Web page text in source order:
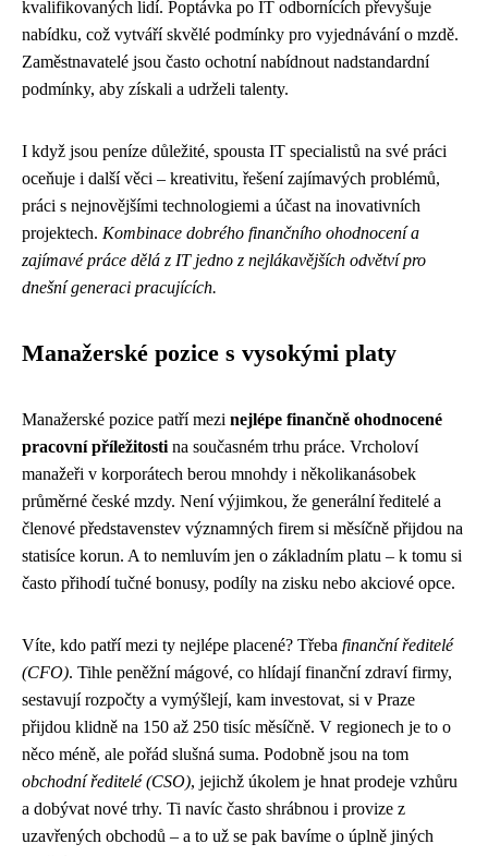
kvalifikovaných lidí. Poptávka po IT odbornících převyšuje
nabídku, což vytváří skvělé podmínky pro vyjednávání o mzdě.
Zaměstnavatelé jsou často ochotní nabídnout nadstandardní
podmínky, aby získali a udrželi talenty.
I když jsou peníze důležité, spousta IT specialistů na své práci
oceňuje i další věci – kreativitu, řešení zajímavých problémů,
práci s nejnovějšími technologiemi a účast na inovativních
projektech. Kombinace dobrého finančního ohodnocení a
zajímavé práce dělá z IT jedno z nejlákavějších odvětví pro
dnešní generaci pracujících.
Manažerské pozice s vysokými platy
Manažerské pozice patří mezi nejlépe finančně ohodnocené
pracovní příležitosti na současném trhu práce. Vrcholoví
manažeři v korporátech berou mnohdy i několikanásobek
průměrné české mzdy. Není výjimkou, že generální ředitelé a
členové představenstev významných firem si měsíčně přijdou na
statisíce korun. A to nemluvím jen o základním platu – k tomu si
často přihodí tučné bonusy, podíly na zisku nebo akciové opce.
Víte, kdo patří mezi ty nejlépe placené? Třeba finanční ředitelé
(CFO). Tihle peněžní mágové, co hlídají finanční zdraví firmy,
sestavují rozpočty a vymýšlejí, kam investovat, si v Praze
přijdou klidně na 150 až 250 tisíc měsíčně. V regionech je to o
něco méně, ale pořád slušná suma. Podobně jsou na tom
obchodní ředitelé (CSO), jejichž úkolem je hnat prodeje vzhůru
a dobývat nové trhy. Ti navíc často shrábnou i provize z
uzavřených obchodů – a to už se pak bavíme o úplně jiných